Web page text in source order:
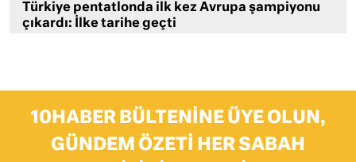
Türkiye pentatlonda ilk kez Avrupa şampiyonu
çıkardı: İlke tarihe geçti
10HABER BÜLTENINE ÜYE OLUN,
GÜNDEM ÖZETI HER SABAH